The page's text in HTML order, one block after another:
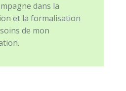
dans la
et la formalisation
de mon